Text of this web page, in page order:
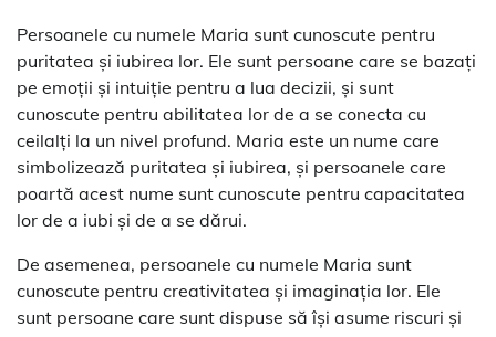
Persoanele cu numele Maria sunt cunoscute pentru
puritatea și iubirea lor. Ele sunt persoane care se bazați
pe emoții și intuiție pentru a lua decizii, și sunt
cunoscute pentru abilitatea lor de a se conecta cu
ceilalți la un nivel profund. Maria este un nume care
simbolizează puritatea și iubirea, și persoanele care
poartă acest nume sunt cunoscute pentru capacitatea
lor de a iubi și de a se dărui.
De asemenea, persoanele cu numele Maria sunt
cunoscute pentru creativitatea și imaginația lor. Ele
sunt persoane care sunt dispuse să își asume riscuri și